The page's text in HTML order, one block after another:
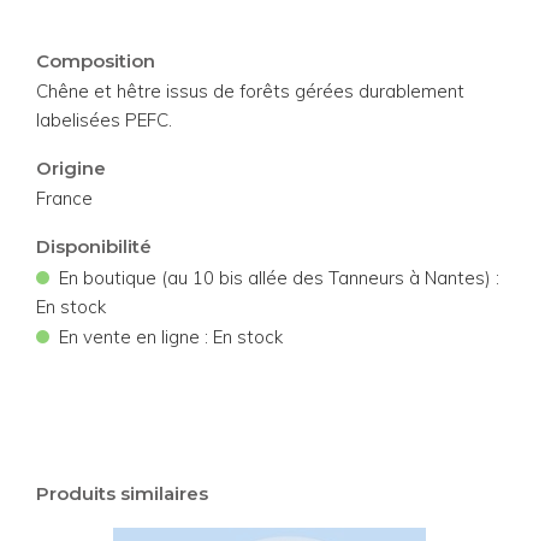
Composition
Chêne et hêtre issus de forêts gérées durablement
labelisées PEFC.
Origine
France
Disponibilité
• En boutique (au 10 bis allée des Tanneurs à Nantes) :
En stock
• En vente en ligne : En stock
Produits similaires